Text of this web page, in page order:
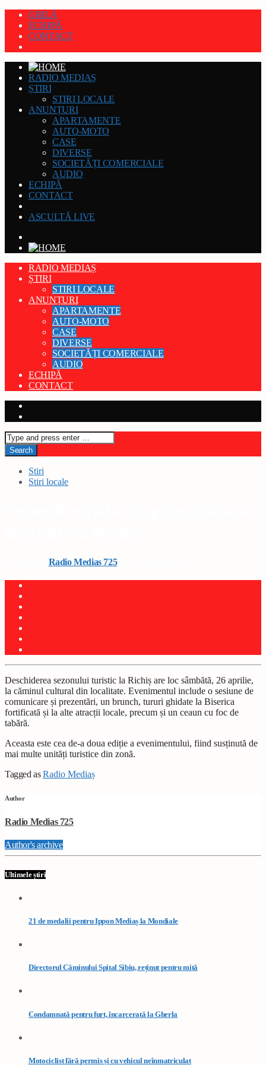
GRILĂ
ECHIPĂ
CONTACT
RADIO MEDIAȘ
ȘTIRI
STIRI LOCALE
ANUNȚURI
APARTAMENTE
AUTO-MOTO
CASE
DIVERSE
SOCIETĂȚI COMERCIALE
AUDIO
ECHIPĂ
CONTACT
ASCULTĂ LIVE
RADIO MEDIAȘ
ȘTIRI
STIRI LOCALE
ANUNȚURI
APARTAMENTE
AUTO-MOTO
CASE
DIVERSE
SOCIETĂȚI COMERCIALE
AUDIO
ECHIPĂ
CONTACT
Stiri
Stiri locale
Radio Medias 725on 24 aprilie 2025
Deschiderea sezonului turistic la Richiș are loc sâmbătă, 26 aprilie,
la căminul cultural din localitate. Evenimentul include o sesiune de
comunicare și prezentări, un brunch, tururi ghidate la Biserica
fortificată și la alte atracții locale, precum și un ceaun cu foc de
tabără.
Aceasta este cea de-a doua ediție a evenimentului, fiind susținută de
mai multe unități turistice din zonă.
Tagged asRadio Mediaș
Author
Radio Medias 725
Author's archive
Ultimele știri
21 de medalii pentru Ippon Mediaș la Mondiale
Directorul Căminului Spital Sibiu, reținut pentru mită
Condamnată pentru furt, încarcerată la Gherla
Motociclist fără permis și cu vehicul neînmatriculat